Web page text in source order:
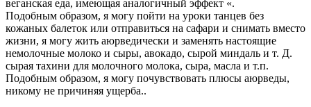
веганская еда, имеющая аналогичный эффект «.
Подобным образом, я могу пойти на уроки танцев без
кожаных балеток или отправиться на сафари и снимать вместо
жизни, я могу жить аюрведически и заменять настоящие
немолочные молоко и сыры, авокадо, сырой миндаль и т. Д.
сырая тахини для молочного молока, сыра, масла и т.п.
Подобным образом, я могу почувствовать плюсы аюрведы,
никому не причиняя ущерба..